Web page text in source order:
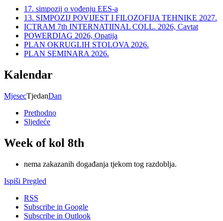
17. simpozij o vođenju EES-a
13. SIMPOZIJ POVIJEST I FILOZOFIJA TEHNIKE 2027.
ICTRAM 7th INTERNATIINAL COLL. 2026, Cavtat
POWERDIAG 2026, Opatija
PLAN OKRUGLIH STOLOVA 2026.
PLAN SEMINARA 2026.
Kalendar
MjesecTjedanDan
Prethodno
Sljedeće
Week of kol 8th
nema zakazanih događanja tjekom tog razdoblja.
Ispiši Pregled
RSS
Subscribe in Google
Subscribe in Outlook